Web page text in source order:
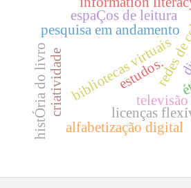
pesquisa em andamento
estudos.
bibliotecas virtuais
licenças
criatividade
alfabetização digital
espaÇos de leitura
histÓria do livro